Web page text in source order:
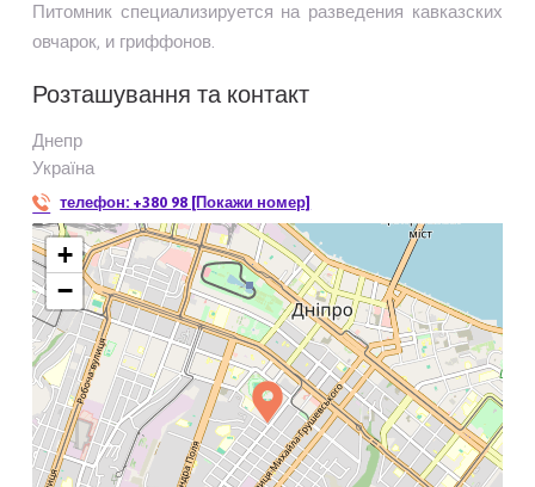
Питомник специализируется на разведения кавказских
овчарок, и гриффонов.
Розташування та контакт
Днепр
Україна
телефон: +380 98 [Покажи номер]
+
−